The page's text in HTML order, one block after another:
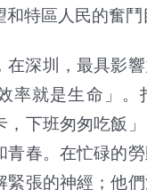
特區人民的奮鬥
在深圳，最具影
率就是生命」。
，下班匆匆吃飯
青春。在忙碌的
緊張的神經；他